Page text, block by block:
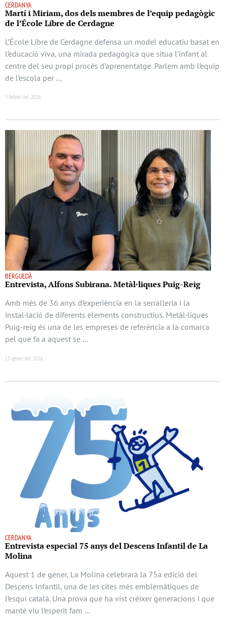
CERDANYA
Martí i Miriam, dos dels membres de l’equip pedagògic
de l’École Libre de Cerdagne
L’École Libre de Cerdagne defensa un model educatiu basat en
l’educació viva, una mirada pedagògica que situa l’infant al
centre del seu propi procés d’aprenentatge. Parlem amb l’equip
de l’escola per …
3 febrer del 2026
BERGUEDÀ
Entrevista, Alfons Subirana. Metàl·liques Puig-Reig
Amb més de 36 anys d’experiència en la serralleria i la
instal·lació de diferents elements constructius. Metàl·liques
Puig-reig és una de les empreses de referència a la comarca
pel que fa a aquest se …
13 gener del 2026
CERDANYA
Entrevista especial 75 anys del Descens Infantil de La
Molina
Aquest 1 de gener, La Molina celebrarà la 75a edició del
Descens Infantil, una de les cites més emblemàtiques de
l’esquí català. Una prova que ha vist créixer generacions i que
manté viu l’esperit fam …